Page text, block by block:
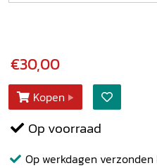
€30,00
Kopen
Op voorraad
Op werkdagen